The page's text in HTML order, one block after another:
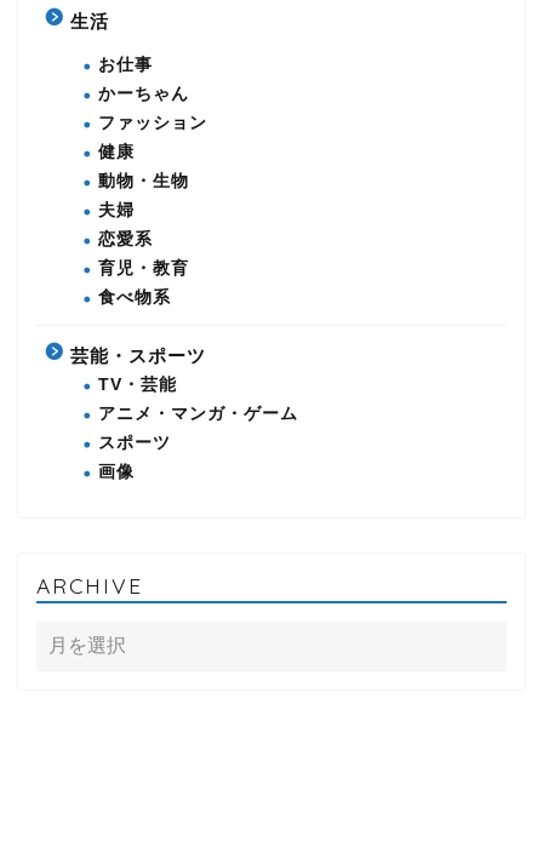
生活
お仕事
かーちゃん
ファッション
健康
動物・生物
夫婦
恋愛系
育児・教育
食べ物系
芸能・スポーツ
TV・芸能
アニメ・マンガ・ゲーム
スポーツ
画像
ARCHIVE